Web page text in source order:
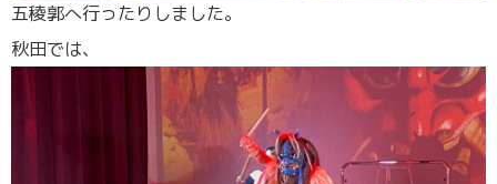
五稜郭へ行ったりしました。
秋田では、